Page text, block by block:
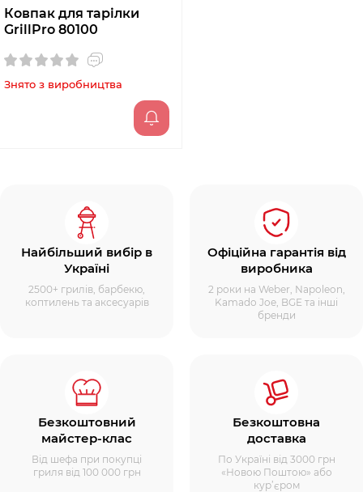
Ковпак для тарілки
GrillPro 80100
Знято з виробництва
Найбільший вибір в
Україні
2500+ грилів, барбекю,
коптилень та аксесуарів
Офіційна гарантія від
виробника
2 роки на Weber, Napoleon,
Kamado Joe, BGE та інші
бренди
Безкоштовний
майстер-клас
Від шефа при покупці
гриля від 100 000 грн
Безкоштовна
доставка
По Україні від 3000 грн
«Новою Поштою» або
кур’єром